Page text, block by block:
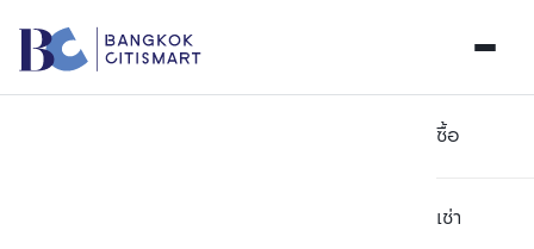
ซื้อ
เช่า